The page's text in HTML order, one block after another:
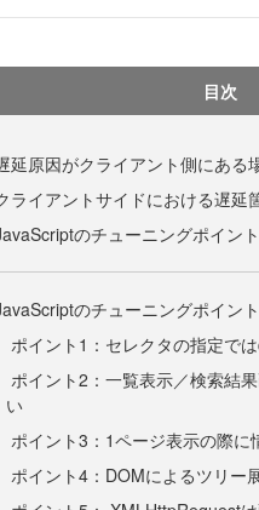
目次
延原因がクライアント側にある
ライアントサイドにおける遅延
のチューニングポイント
のチューニングポイント
ポイント1：セレクタの指定で
ポイント2：一覧表示／検索結
い
ポイント3：1ページ表示の際に
ポイント4：DOMによるツリー